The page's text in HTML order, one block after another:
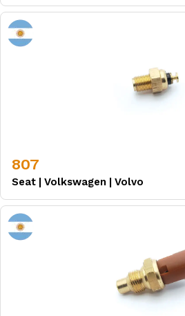
807
Seat | Volkswagen | Volvo